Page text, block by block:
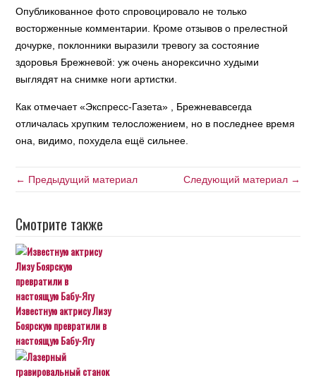
Опубликованное фото спровоцировало не только
восторженные комментарии. Кроме отзывов о прелестной
дочурке, поклонники выразили тревогу за состояние
здоровья Брежневой: уж очень анорексично худыми
выглядят на снимке ноги артистки.
Как отмечает «Экспресс-Газета» , Брежневавсегда
отличалась хрупким телосложением, но в последнее время
она, видимо, похудела ещё сильнее.
← Предыдущий материал Следующий материал →
Смотрите также
Известную актрису Лизу
Боярскую превратили в
настоящую Бабу-Ягу